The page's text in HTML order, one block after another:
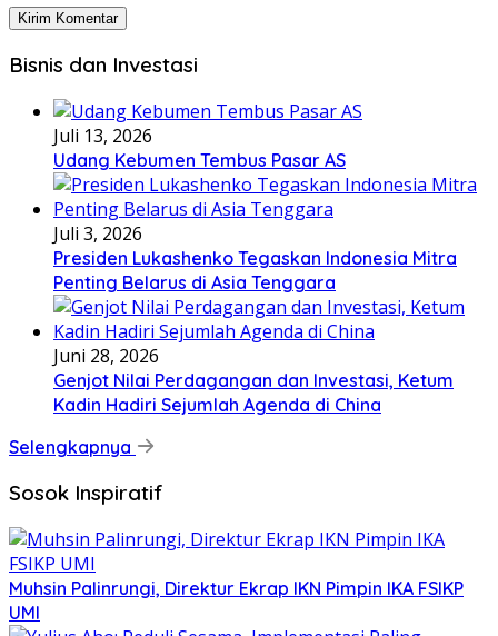
Bisnis dan Investasi
Juli 13, 2026
Udang Kebumen Tembus Pasar AS
Juli 3, 2026
Presiden Lukashenko Tegaskan Indonesia Mitra
Penting Belarus di Asia Tenggara
Juni 28, 2026
Genjot Nilai Perdagangan dan Investasi, Ketum
Kadin Hadiri Sejumlah Agenda di China
Selengkapnya
Sosok Inspiratif
Muhsin Palinrungi, Direktur Ekrap IKN Pimpin IKA FSIKP
UMI